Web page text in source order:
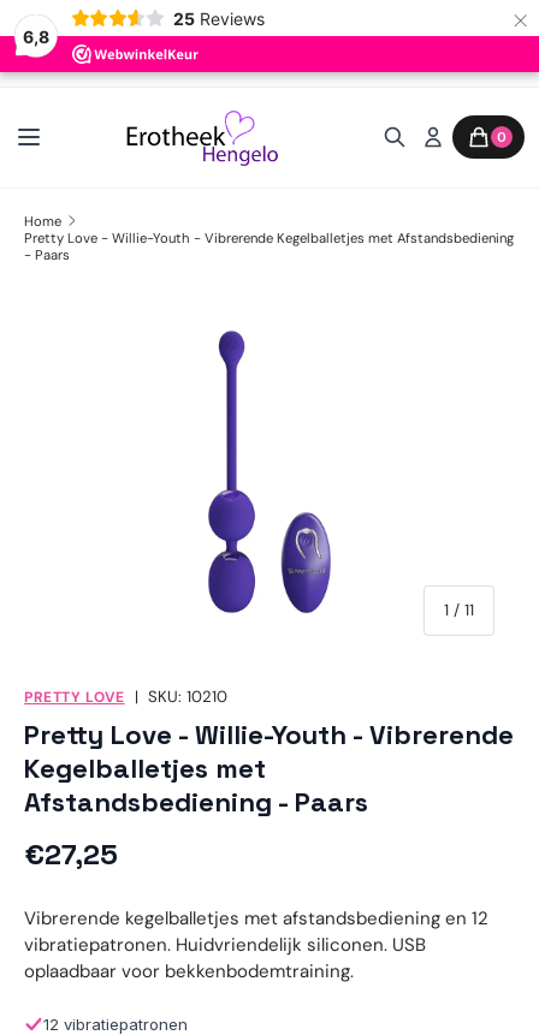
6,8
25 Reviews ×
Ga naar inhoud
0
Home
Pretty Love - Willie-Youth - Vibrerende Kegelballetjes met Afstandsbediening
- Paars
Ga direct naar productinformatie
1 / van
11
PRETTY LOVE | SKU: 10210
Pretty Love - Willie-Youth - Vibrerende
Kegelballetjes met
Afstandsbediening - Paars
Reguliere prijs
€27,25
Vibrerende kegelballetjes met afstandsbediening en 12
vibratiepatronen. Huidvriendelijk siliconen. USB
oplaadbaar voor bekkenbodemtraining.
12 vibratiepatronen